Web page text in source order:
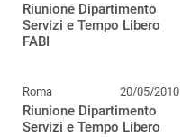
Riunione Dipartimento
Servizi e Tempo Libero
FABI
Roma 20/05/2010
Riunione Dipartimento
Servizi e Tempo Libero